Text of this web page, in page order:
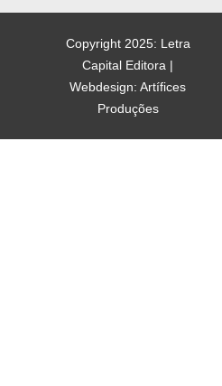
Copyright 2025: Letra
Capital Editora |
Webdesign: Artífices
Produções